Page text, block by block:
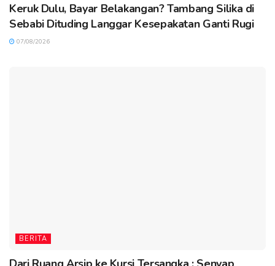
Keruk Dulu, Bayar Belakangan? Tambang Silika di
Sebabi Dituding Langgar Kesepakatan Ganti Rugi
07/08/2026
BERITA